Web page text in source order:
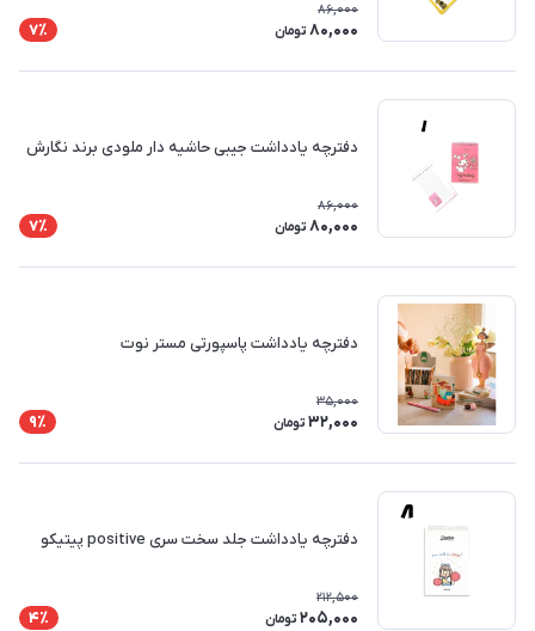
86,000
80,000 تومان 7٪
دفترچه یادداشت جیبی حاشیه دار ملودی برند نگارش
86,000
80,000 تومان 7٪
دفترچه یادداشت پاسپورتی مستر نوت
35,000
32,000 تومان 9٪
دفترچه یادداشت جلد سخت سری positive پیتیکو
212,500
205,000 تومان 4٪